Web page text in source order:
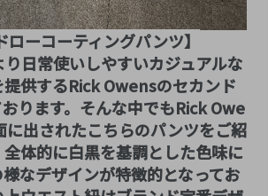
ローコーティングパンツ】
り日常使いしやすいカジュアルな
供するRick Owensのセカンド
ります。そんな中でもRick Owe
に出されたこちらのパンツをご紹
体的に白黒を基調とした色味に
なデザインが特徴的となってお